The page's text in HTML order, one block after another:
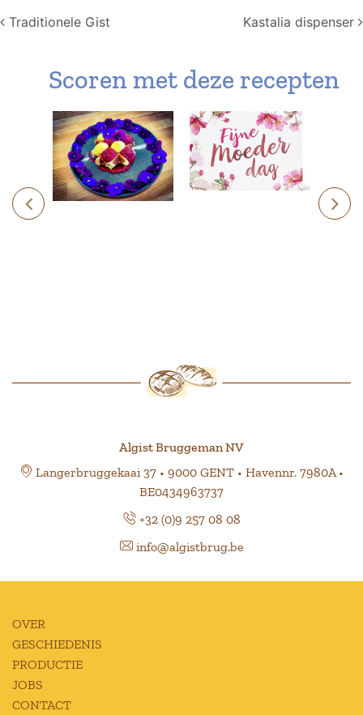
Post navigation
Traditionele Gist Kastalia dispenser
Scoren met deze recepten
Algist Bruggeman NV
Langerbruggekaai 37 • 9000 GENT • Havennr. 7980A •
BE0434963737
+32 (0)9 257 08 08
info@algistbrug.be
OVER
GESCHIEDENIS
PRODUCTIE
JOBS
CONTACT